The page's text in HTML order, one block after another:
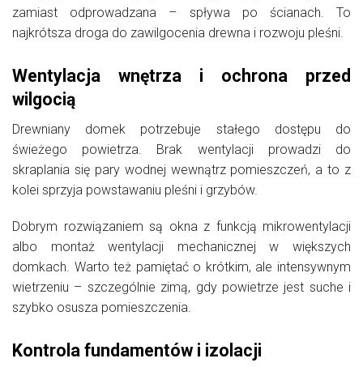
zamiast odprowadzana – spływa po ścianach. To
najkrótsza droga do zawilgocenia drewna i rozwoju pleśni.
Wentylacja wnętrza i ochrona przed
wilgocią
Drewniany domek potrzebuje stałego dostępu do
świeżego powietrza. Brak wentylacji prowadzi do
skraplania się pary wodnej wewnątrz pomieszczeń, a to z
kolei sprzyja powstawaniu pleśni i grzybów.
Dobrym rozwiązaniem są okna z funkcją mikrowentylacji
albo montaż wentylacji mechanicznej w większych
domkach. Warto też pamiętać o krótkim, ale intensywnym
wietrzeniu – szczególnie zimą, gdy powietrze jest suche i
szybko osusza pomieszczenia.
Kontrola fundamentów i izolacji